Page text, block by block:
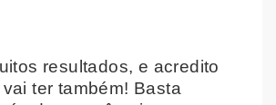
resultados, e acredito
ter também! Basta